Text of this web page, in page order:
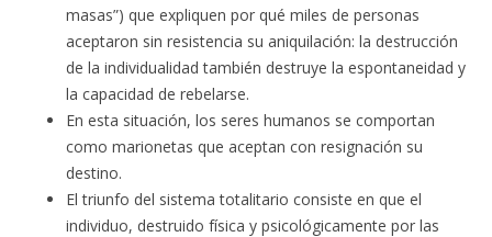
masas”) que expliquen por qué miles de personas
aceptaron sin resistencia su aniquilación: la destrucción
de la individualidad también destruye la espontaneidad y
la capacidad de rebelarse.
En esta situación, los seres humanos se comportan
como marionetas que aceptan con resignación su
destino.
El triunfo del sistema totalitario consiste en que el
individuo, destruido física y psicológicamente por las